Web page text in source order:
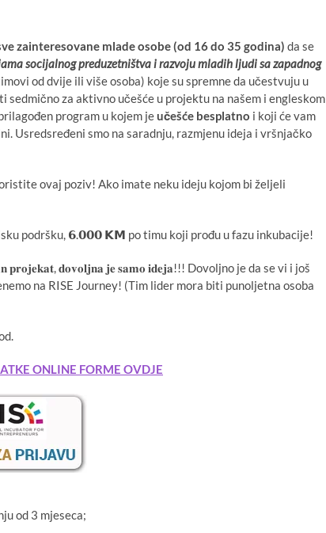
zainteresovane mlade osobe (od 16 do 35 godina) da se
socijalnog preduzetništva i razvoju mladih ljudi sa zapadnog
od dvije ili više osoba) koje su spremne da učestvuju u
sedmično za aktivno učešće u projektu na našem i engleskom
program u kojem jeučešće besplatno i koji će vam
Usredsređeni smo na saradnju, razmjenu ideja i vršnjačko
ovaj poziv! Ako imate neku ideju kojom bi željeli
podršku, 𝟲.𝟬𝟬𝟬 𝗞𝗠 po timu koji prođu u fazu inkubacije!
𝐝𝐨𝐯𝐨𝐥𝐣𝐧𝐚 𝐣𝐞 𝐬𝐚𝐦𝐨 𝐢𝐝𝐞𝐣𝐚!!! Dovoljno je da se vi i još
na RISE Journey! (Tim lider mora biti punoljetna osoba
ONLINE FORME OVDJE
od 3 mjeseca;